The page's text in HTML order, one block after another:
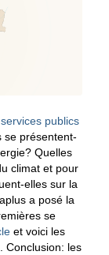
publics
se présentent-
Quelles
climat et pour
elles sur la
a posé la
se
et voici les
Conclusion: les